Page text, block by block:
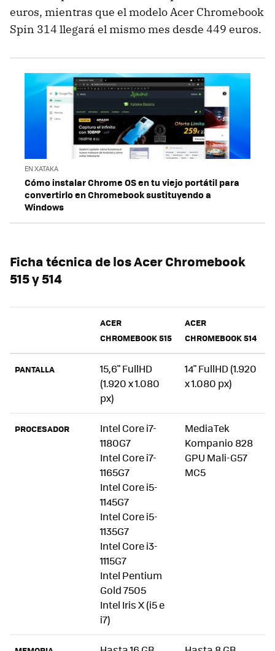
euros, mientras que el modelo Acer Chromebook
Spin 314 llegará el mismo mes desde 449 euros.
EN XATAKA
Cómo instalar Chrome OS en tu viejo portátil para
convertirlo en Chromebook sustituyendo a
Windows
Ficha técnica de los Acer Chromebook
515 y 514
ACER
CHROMEBOOK 515
ACER
CHROMEBOOK 514
PANTALLA
15,6" FullHD
(1.920 x 1.080
px)
14" FullHD (1.920
x 1.080 px)
PROCESADOR
Intel Core i7-
1180G7
Intel Core i7-
1165G7
Intel Core i5-
1145G7
Intel Core i5-
1135G7
Intel Core i3-
1115G7
Intel Pentium
Gold 7505
Intel Iris X (i5 e
i7)
MediaTek
Kompanio 828
GPU Mali-G57
MC5